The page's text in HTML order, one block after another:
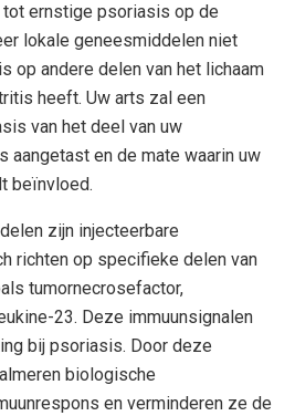
ernstige psoriasis op de
lokale geneesmiddelen niet
op andere delen van het lichaam
heeft. Uw arts zal een
van het deel van uw
aangetast en de mate waarin uw
beïnvloed.
zijn injecteerbare
richten op specifieke delen van
tumornecrosefactor,
23. Deze immuunsignalen
bij psoriasis. Door deze
biologische
en verminderen ze de